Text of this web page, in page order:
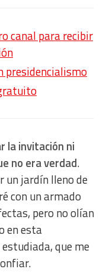
canal para recibir
presidencialismo
la invitación ni
no era verdad.
un jardín lleno de
con un armado
pero no olían
en esta
que me